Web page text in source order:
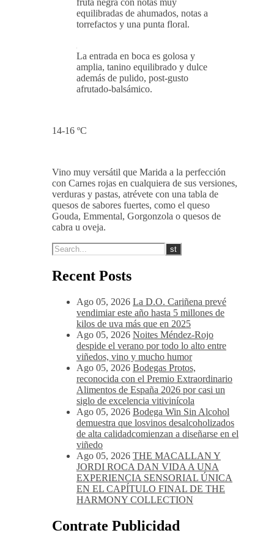
Presenta una potente intensidad,
fruta negra con notas muy
equilibradas de ahumados, notas a
torrefactos y una punta floral.
La entrada en boca es golosa y
14-16 ºC
Vino muy versátil que Marida a la perfección
con Carnes rojas en cualquiera de sus versiones,
verduras y pastas, atrévete con una tabla de
quesos de sabores fuertes, como el queso
cabra u oveja.
Recent Posts
Ago 05, 2026 La D.O. Cariñena prevé
vendimiar este año hasta 5 millones de
kilos de uva más que en 2025
Ago 05, 2026 Noites Méndez-Rojo
despide el verano por todo lo alto entre
viñedos, vino y mucho humor
Ago 05, 2026
reconocida con el Premio Extraordinario
Alimentos de España 2026 por casi un
siglo de excelencia vitivinícola
Ago 05, 2026 Bodega Win Sin Alcohol
demuestra que losvinos desalcoholizados
viñedo
Ago 05, 2026 THE MACALLAN Y